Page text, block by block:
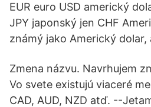
EUR euro USD americký
JPY japonský jen CHF
známý jako Americký dolar,
Zmena názvu. Navrhujem
Vo svete existujú viaceré
CAD, AUD, NZD atď. --